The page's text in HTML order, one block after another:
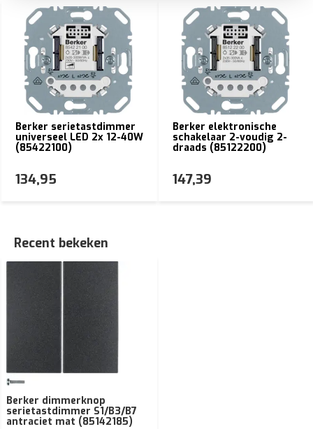
Berker serietastdimmer
universeel LED 2x 12-40W
(85422100)
134,95
Berker elektronische
schakelaar 2-voudig 2-
draads (85122200)
147,39
Recent bekeken
Berker dimmerknop
serietastdimmer S1/B3/B7
antraciet mat (85142185)